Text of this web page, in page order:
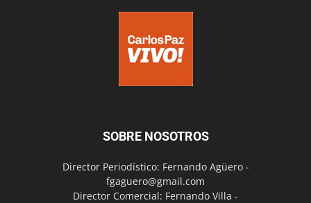
SOBRE NOSOTROS
Director Periodístico: Fernando Agüero -
fgaguero@gmail.com
Director Comercial: Fernando Villa -